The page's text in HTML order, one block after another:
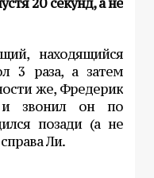
находящийся
3 раза, а затем
же, Фредерик
и звонил он по
позади (а не
Ли.